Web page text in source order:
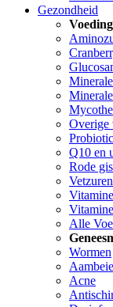
Gezondheid
Overige
Q10 en
Rode
Vetzuren
Alle
Wormen
Acne